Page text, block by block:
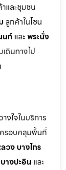
และชุมชน
ลูกค้าในโซน
นท์และ พระนั่ง
ดินทางไป
งใจในบริการ
ครอบคลุมพื้นที่
วงบางไทร
บางปะอิน และ